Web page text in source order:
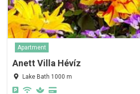
Apartment
Anett Villa Hévíz
Lake Bath 1000 m